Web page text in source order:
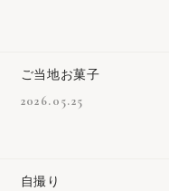
ご当地お菓子
2026.05.25
自撮り